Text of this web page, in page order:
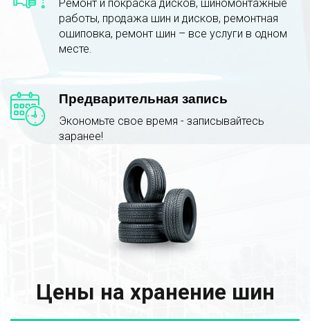
Ремонт и покраска дисков, шиномонтажные
работы, продажа шин и дисков, ремонтная
ошиповка, ремонт шин – все услуги в одном
месте.
Предварительная запись
Экономьте свое время - записывайтесь
заранее!
Цены на хранение шин